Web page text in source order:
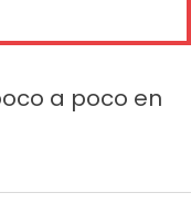
a poco en